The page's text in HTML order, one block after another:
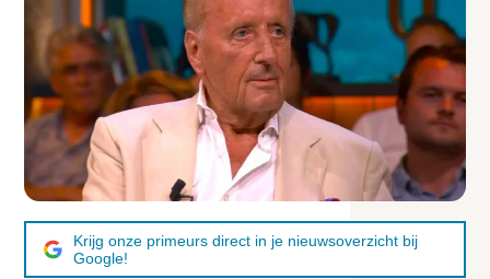
Krijg onze primeurs direct in je nieuwsoverzicht bij
Google!